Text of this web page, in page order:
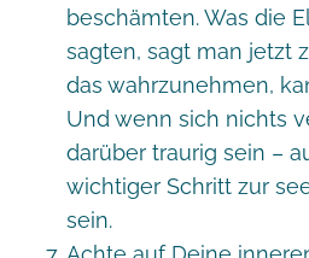
beschämten. Was die
sagten, sagt man jetzt
das wahrzunehmen,
Und wenn sich nichts
darüber traurig sein –
wichtiger Schritt zur
sein.